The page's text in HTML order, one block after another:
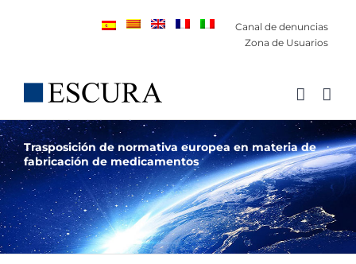
Canal de denuncias
Zona de Usuarios
Trasposición de normativa europea en materia de
fabricación de medicamentos